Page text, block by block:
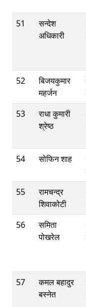
51
सन्देश
अधिकारी
52
बिजयकुमार
महर्जन
53
राधा कुमारी
श्रेष्ठ
54 सोफिन शाह
55
रामचन्द्र
शिवाकोटी
56
समिता
पोखरेल
57
कमल बहादुर
बस्‍नेत